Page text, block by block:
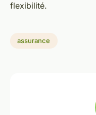
flexibilité.
assurance